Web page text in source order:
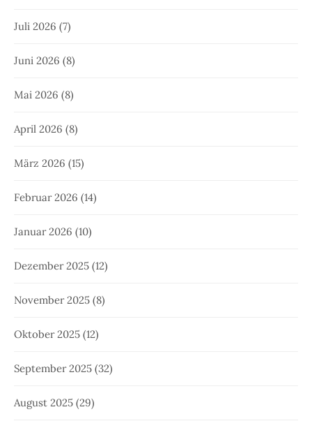
Juli 2026 (7)
Juni 2026 (8)
Mai 2026 (8)
April 2026 (8)
März 2026 (15)
Februar 2026 (14)
Januar 2026 (10)
Dezember 2025 (12)
November 2025 (8)
Oktober 2025 (12)
September 2025 (32)
August 2025 (29)